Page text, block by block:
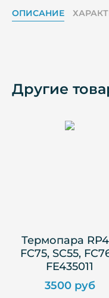
ОПИСАНИЕ
Другие
Термопара
FC75, SC55,
FE435011
3500 руб